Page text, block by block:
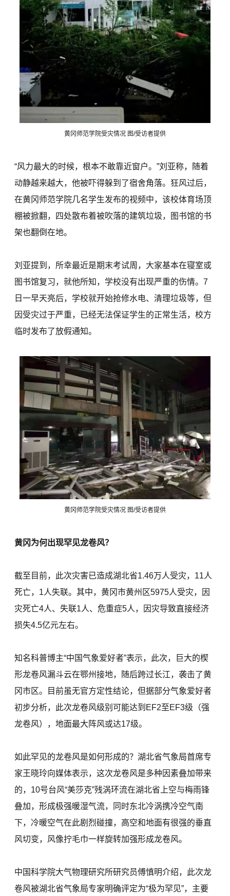
黄冈师范学院受灾情况 图/受访者提供
“风力最大的时候，根本不敢靠近窗户。”刘亚称，随着
动静越来越大，他被吓得躲到了宿舍角落。狂风过后，
在黄冈师范学院几名学生发布的视频中，该校体育场顶
棚被掀翻，四处散布着被吹落的建筑垃圾，图书馆的书
架也翻倒在地。
刘亚提到，所幸最近是期末考试周，大家基本在寝室或
图书馆复习，就他所知，学校没有出现严重的伤情。7
日一早天亮后，学校就开始抢修水电、清理垃圾等，但
因受灾过于严重，已经无法保证学生的正常生活，校方
临时发布了放假通知。
黄冈师范学院受灾情况 图/受访者提供
黄冈为何出现罕见龙卷风？
截至目前，此次灾害已造成湖北省1.46万人受灾，11人
死亡，1人失联。其中，黄冈市黄州区5975人受灾，因
灾死亡4人、失联1人、危重症5人，因灾导致直接经济
损失4.5亿元左右。
知名科普博主“中国气象爱好者”表示，此次，巨大的楔
形龙卷风漏斗云在鄂州接地，随后跨过长江，袭击了黄
冈市区。目前虽无官方定性结论，但据部分气象爱好者
初步分析，此次龙卷风级别可能达到EF2至EF3级（强
龙卷风），地面最大阵风或达17级。
如此罕见的龙卷风是如何形成的？湖北省气象局首席专
家王晓玲向媒体表示，这次龙卷风是多种因素叠加带来
的，10号台风“美莎克”残涡环流在湖北省上空与梅雨锋
叠加，形成极强暖湿气流，同时东北冷涡携冷空气南
下，冷暖空气在此剧烈碰撞，高空和地面有很强的垂直
风切变，风像拧毛巾一样旋转加强形成龙卷风。
中国科学院大气物理研究所研究员傅慎明介绍，此次龙
卷风被湖北省气象局专家明确评定为“极为罕见”，主要